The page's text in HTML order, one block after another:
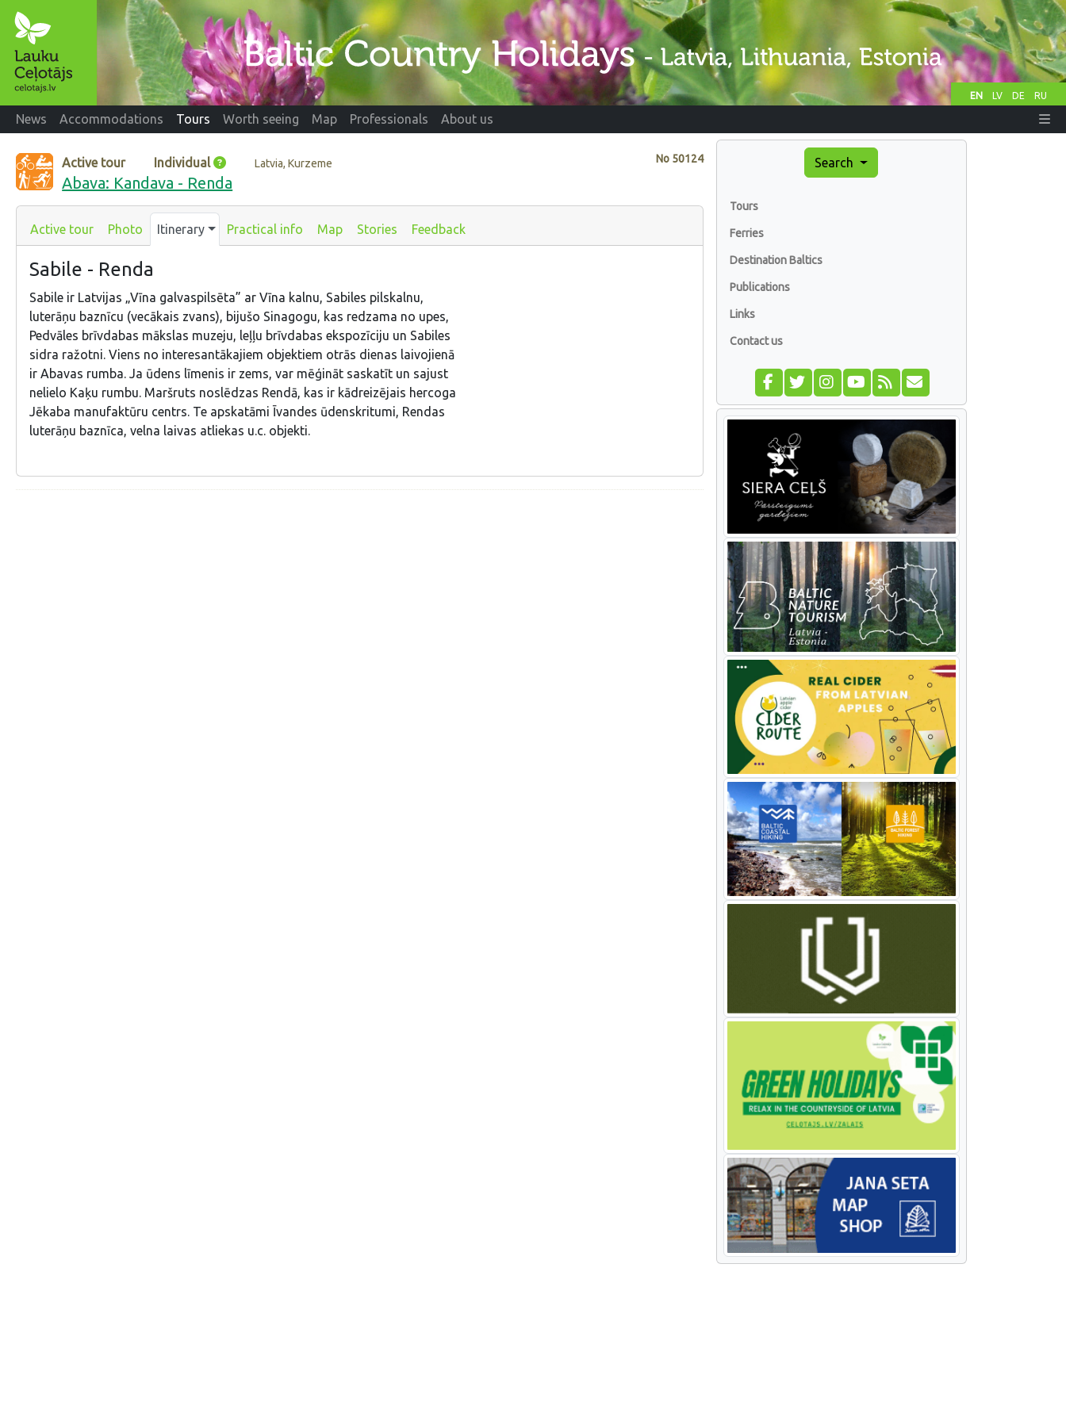
EN LV DE RU
News Accommodations Tours Worth seeing Map Professionals About us
No 50124
Active tour Individual Latvia, Kurzeme
Abava: Kandava - Renda
Active tour Photo Itinerary Practical info Map Stories Feedback
Sabile - Renda
Sabile ir Latvijas „Vīna galvaspilsēta” ar Vīna kalnu, Sabiles pilskalnu,
luterāņu baznīcu (vecākais zvans), bijušo Sinagogu, kas redzama no upes,
Pedvāles brīvdabas mākslas muzeju, leļļu brīvdabas ekspozīciju un Sabiles
sidra ražotni. Viens no interesantākajiem objektiem otrās dienas laivojienā
ir Abavas rumba. Ja ūdens līmenis ir zems, var mēģināt saskatīt un sajust
nelielo Kaķu rumbu. Maršruts noslēdzas Rendā, kas ir kādreizējais hercoga
Jēkaba manufaktūru centrs. Te apskatāmi Īvandes ūdenskritumi, Rendas
luterāņu baznīca, velna laivas atliekas u.c. objekti.
Search
Tours
Ferries
Destination Baltics
Publications
Links
Contact us